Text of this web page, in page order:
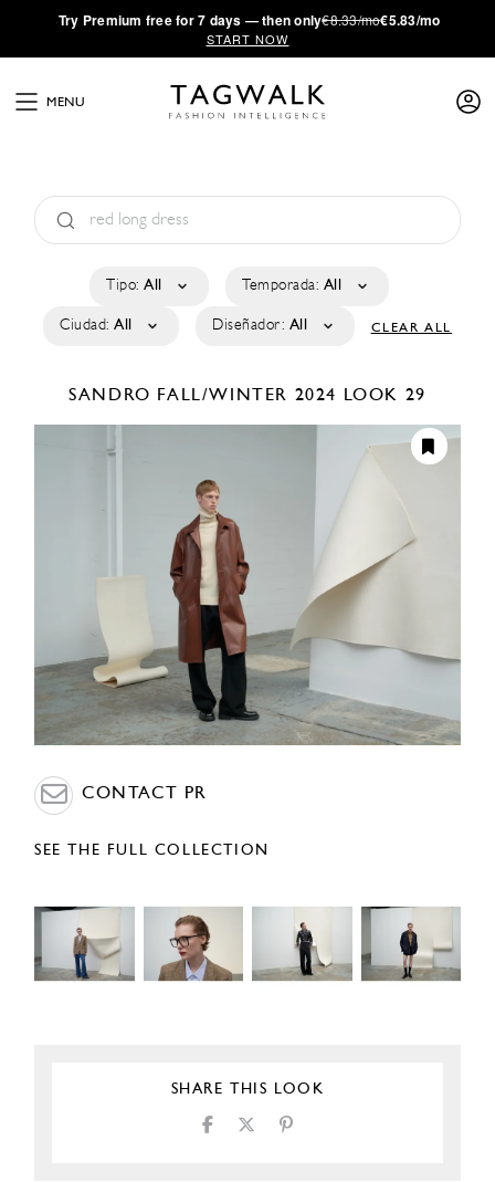
·Try Premium free for 7 days — then only€8.33/mo€5.83/mo
START NOW
MENU
Tipo: All Temporada: All
Ciudad: All Diseñador: All CLEAR ALL
SANDRO FALL/WINTER 2024 LOOK 29
CONTACT PR
SEE THE FULL COLLECTION
SHARE THIS LOOK